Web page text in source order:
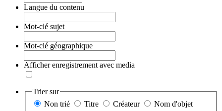
Langue du contenu
Mot-clé sujet
Mot-clé géographique
Afficher enregistrement avec media
Trier sur
Non trié
Titre Créateur Nom d'objet